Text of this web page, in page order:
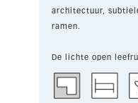
architectuur,
ramen.
De lichte open
ingeric...